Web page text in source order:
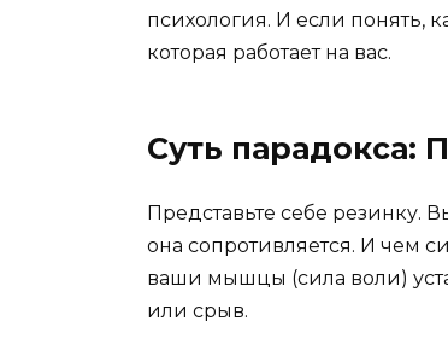
психология. И если понять,
которая работает на вас.
Суть парадокса:
Представьте себе резинку.
она сопротивляется. И чем
ваши мышцы (сила воли)
или срыв.